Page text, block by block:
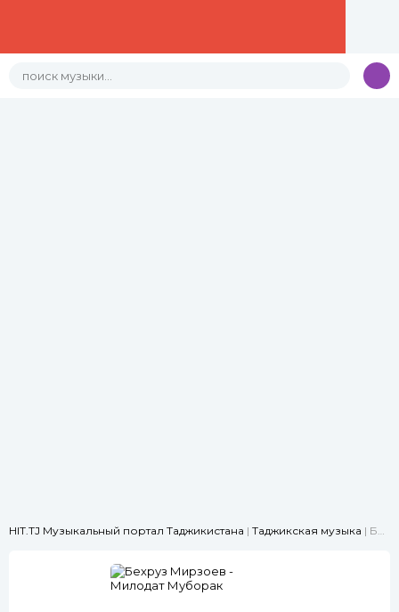
HIT.TJ Музыкальный портал Таджикистана | Таджикская музыка | Бехруз Мирзоев - Милодат Муборак